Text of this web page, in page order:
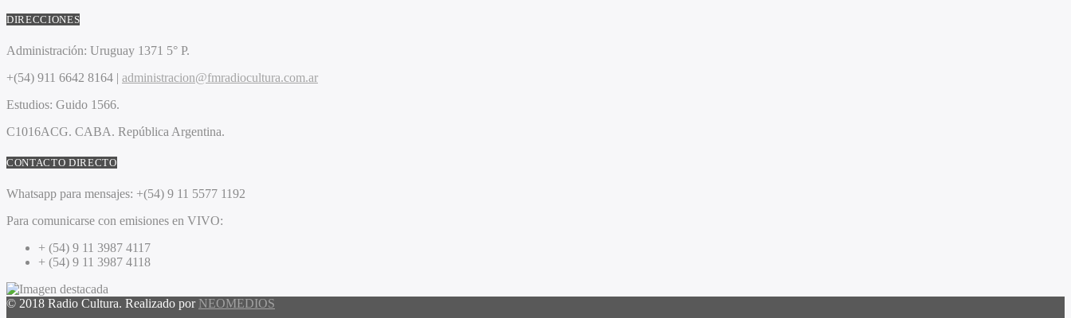
DIRECCIONES
Administración: Uruguay 1371 5° P.
+(54) 911 6642 8164 | administracion@fmradiocultura.com.ar
Estudios: Guido 1566.
C1016ACG. CABA. República Argentina.
CONTACTO DIRECTO
Whatsapp para mensajes: +(54) 9 11 5577 1192
Para comunicarse con emisiones en VIVO:
+ (54) 9 11 3987 4117
+ (54) 9 11 3987 4118
© 2018 Radio Cultura. Realizado por NEOMEDIOS